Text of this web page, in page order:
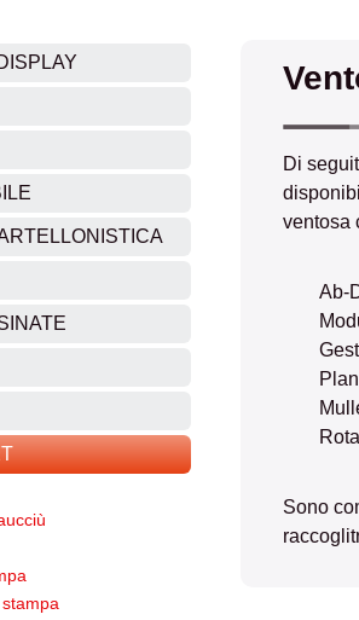
Di
ventosa
Ab-
Sono